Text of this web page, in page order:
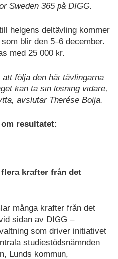
Sweden 365 på DIGG.
helgens deltävling kommer
blir den 5–6 december.
med 25 000 kr.
följa den här tävlingarna
kan ta sin lösning vidare,
avslutar Therése Boija.
resultatet:
krafter från det
många krafter från det
sidan av DIGG –
som driver initiativet
studiestödsnämnden
Lunds kommun,